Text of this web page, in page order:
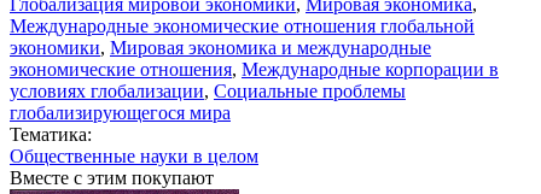
Международные экономические отношения глобальной
экономики, Мировая экономика и международные
экономические отношения, Международные корпорации в
условиях глобализации, Социальные проблемы
глобализирующегося мира
Тематика:
Общественные науки в целом
Вместе с этим покупают